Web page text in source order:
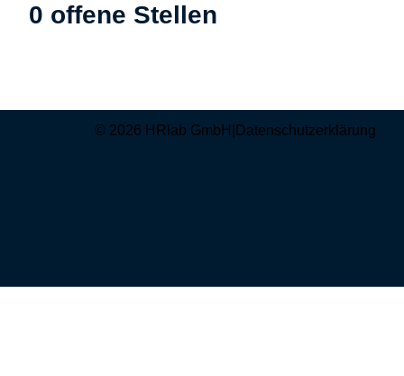
0 offene Stellen
© 2026 HRlab GmbH Datenschutzerklärung